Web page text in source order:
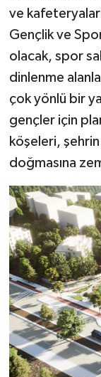
ve
Gençlik ve
olacak, spor
dinlenme
çok yönlü bir
gençler için
köşeleri,
doğmasına